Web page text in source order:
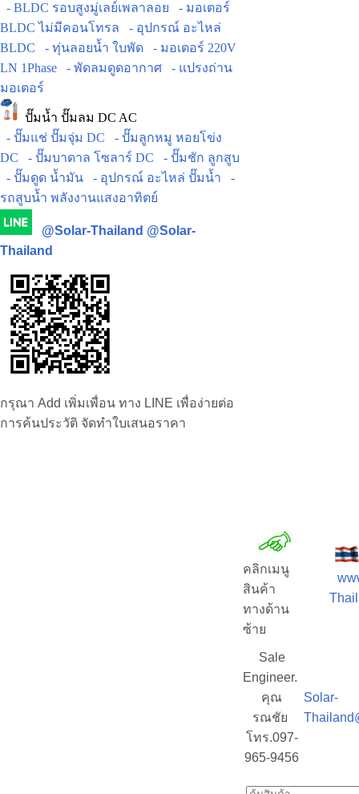
- BLDC รอบสูงมู่เลย์เพลาลอย
- มอเตอร์
BLDC ไม่มีคอนโทรล
- อุปกรณ์ อะไหล่
BLDC
- ทุ่นลอยน้ำ ใบพัด
- มอเตอร์ 220V
LN 1Phase
- พัดลมดูดอากาศ
- แปรงถ่าน
มอเตอร์
ปั๊มน้ำ ปั๊มลม DC AC
- ปั๊มแช่ ปั๊มจุ่ม DC
- ปั๊มลูกหมู หอยโข่ง
DC
- ปั๊มบาดาล โซลาร์ DC
- ปั๊มชัก ลูกสูบ
- ปั๊มดูด น้ำมัน
- อุปกรณ์ อะไหล่ ปั๊มน้ำ
-
รถสูบน้ำ พลังงานแสงอาทิตย์
@Solar-Thailand @Solar-
Thailand
กรุณา Add เพิ่มเพื่อน ทาง LINE เพื่อง่ายต่อ
การค้นประวัติ จัดทำใบเสนอราคา
คลิกเมนู
สินค้า
ทางด้าน
ซ้าย
Sale
Engineer.
คุณ
รณชัย
โทร.097-
965-9456
Solar-